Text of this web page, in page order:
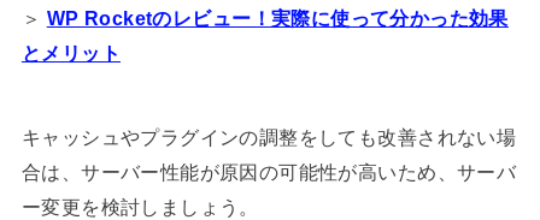
＞ WP Rocketのレビュー！実際に使って分かった効果
とメリット
キャッシュやプラグインの調整をしても改善されない場
合は、サーバー性能が原因の可能性が高いため、サーバ
ー変更を検討しましょう。